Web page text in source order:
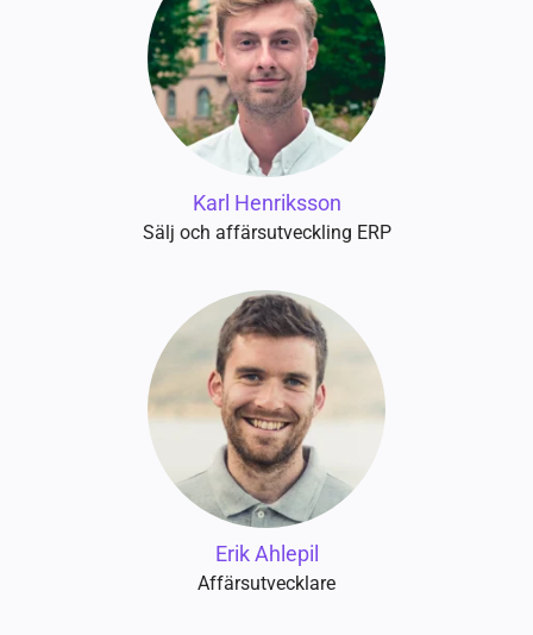
Karl Henriksson
Sälj och affärsutveckling ERP
Erik Ahlepil
Affärsutvecklare